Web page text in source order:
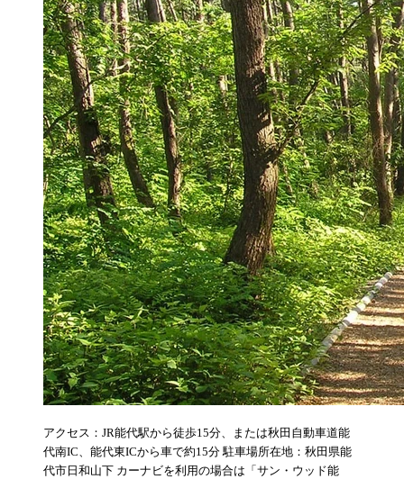
アクセス：JR能代駅から徒歩15分、または秋田自動車道能
代南IC、能代東ICから車で約15分 駐車場所在地：秋田県能
代市日和山下 カーナビを利用の場合は「サン・ウッド能